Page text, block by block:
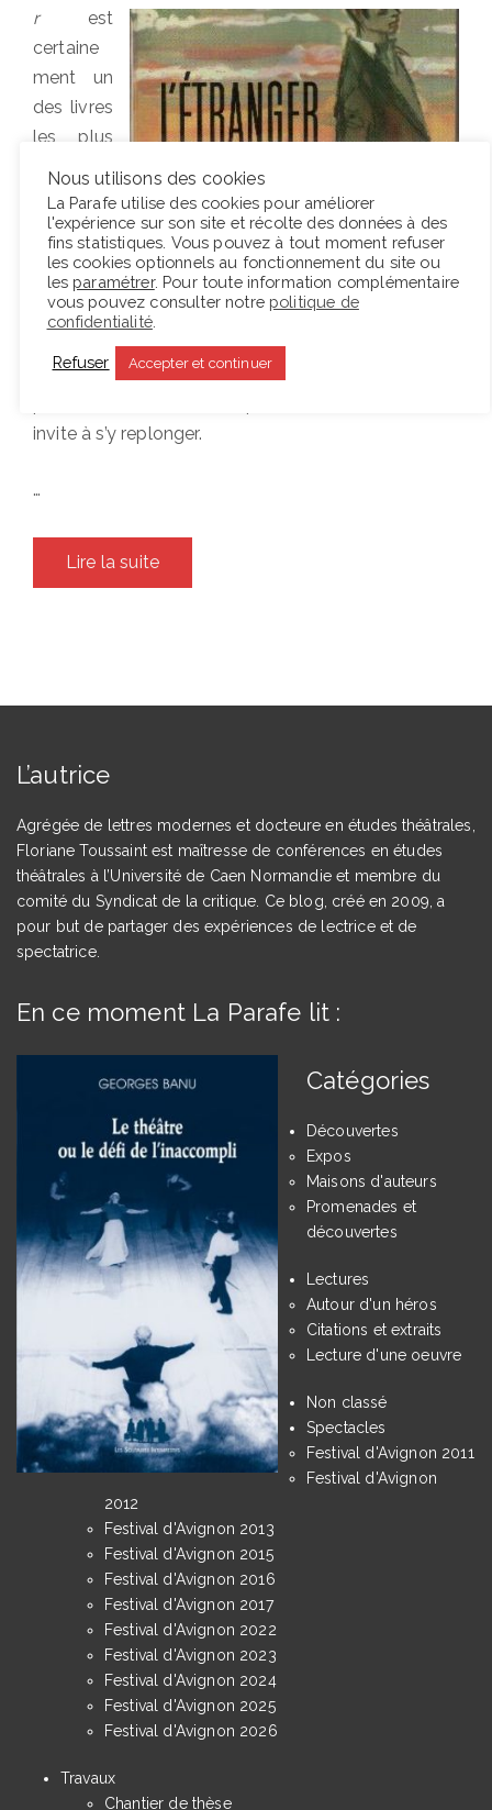
rest
certaine
ment un
des livres
les plus
connus
de
Camus.
La
superbe
adaptati
Luchino Visconti,Lo Straniero,
invite à s’y replonger.
…
Lire la suite
L’autrice
Agrégée de lettres modernes et docteure en études théâtrales,
Floriane Toussaint est maîtresse de conférences en études
théâtrales à l’Université de Caen Normandie et membre du
comité du Syndicat de la critique. Ce blog, créé en 2009, a
pour but de partager des expériences de lectrice et de
spectatrice.
En ce moment La Parafe lit :
Catégories
Découvertes
Expos
Maisons d'auteurs
Promenades et
découvertes
Lectures
Autour d'un héros
Citations et extraits
Lecture d'une oeuvre
Non classé
Spectacles
Festival d'Avignon 2011
Festival d'Avignon
2012
Festival d'Avignon 2013
Festival d'Avignon 2015
Festival d'Avignon 2016
Festival d'Avignon 2017
Festival d'Avignon 2022
Festival d'Avignon 2023
Festival d'Avignon 2024
Festival d'Avignon 2025
Festival d'Avignon 2026
Travaux
Chantier de thèse
Nous utilisons des cookies
La Parafe utilise des cookies pour améliorer
l'expérience sur son site et récolte des données à des
fins statistiques. Vous pouvez à tout moment refuser
les cookies optionnels au fonctionnement du site ou
les paramétrer. Pour toute information complémentaire
vous pouvez consulter notre politique de
confidentialité.
Refuser Accepter et continuer